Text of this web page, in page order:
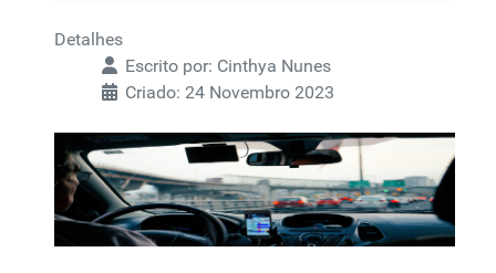
Detalhes
Escrito por: Cinthya Nunes
Criado: 24 Novembro 2023